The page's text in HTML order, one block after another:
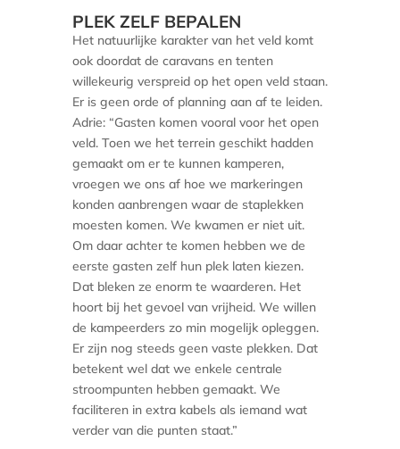
PLEK ZELF BEPALEN
Het natuurlijke karakter van het veld komt
ook doordat de caravans en tenten
willekeurig verspreid op het open veld staan.
Er is geen orde of planning aan af te leiden.
Adrie: “Gasten komen vooral voor het open
veld. Toen we het terrein geschikt hadden
gemaakt om er te kunnen kamperen,
vroegen we ons af hoe we markeringen
konden aanbrengen waar de staplekken
moesten komen. We kwamen er niet uit.
Om daar achter te komen hebben we de
eerste gasten zelf hun plek laten kiezen.
Dat bleken ze enorm te waarderen. Het
hoort bij het gevoel van vrijheid. We willen
de kampeerders zo min mogelijk opleggen.
Er zijn nog steeds geen vaste plekken. Dat
betekent wel dat we enkele centrale
stroompunten hebben gemaakt. We
faciliteren in extra kabels als iemand wat
verder van die punten staat.”